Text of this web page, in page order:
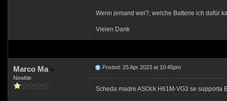
Wenn jemand wei?, welche Batterie ich dafür
Vielen Dank
Marco Ma
Newbie
Posted: 25 Apr 2023 at 10:45pm
Scheda madre ASOck H61M-VG3 se supporta